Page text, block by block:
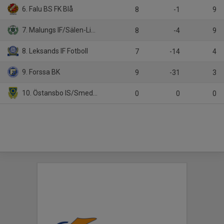
6. Falu BS FK Blå 8 -1 9
7. Malungs IF/Sälen-Lima Fotboll 8 -4 9
8. Leksands IF Fotboll 7 -14 4
9. Forssa BK 9 -31 3
10. Östansbo IS/Smedjebackens FK 0 0 0